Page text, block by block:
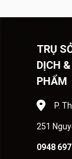
TRỤ
DỊCH
PHẨM
P.
251
0948